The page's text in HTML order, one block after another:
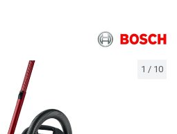
1 / 10